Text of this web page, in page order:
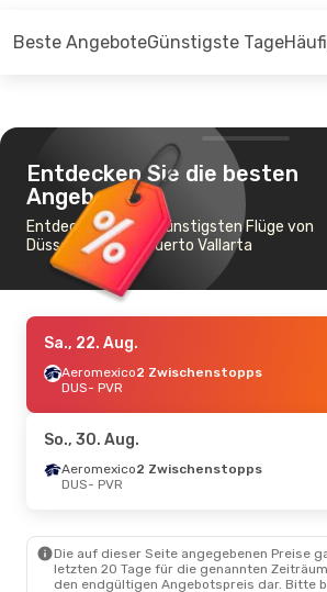
Beste AngeboteGünstigste Tage
Entdecken Sie die besten
Angebote
Entdecken Sie die günstigsten Flüge von
Düsseldorf nach Puerto Vallarta
Sa., 22. Aug.
Aeromexico2 Zwischenstopps
DUS- PVR
So., 30. Aug.
Aeromexico2 Zwischenstopps
DUS- PVR
Die auf dieser Seite angegebenen Preise
letzten 20 Tage für die genannten
den endgültigen Angebotspreis dar. Bitte